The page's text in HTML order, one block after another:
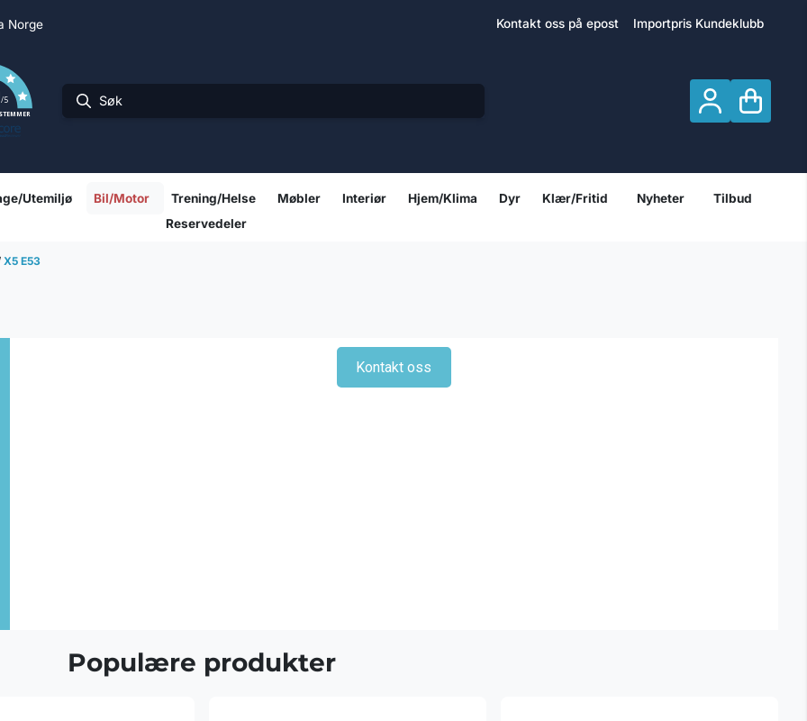
Norge Kontakt oss på epost Importpris Kundeklubb
/5
Utemiljø Bil/Motor Trening/Helse Møbler Interiør Hjem/Klima Dyr Klær/Fritid Nyheter
Tilbud
Reservedeler
X5 E53
Kontakt oss
Populære produkter